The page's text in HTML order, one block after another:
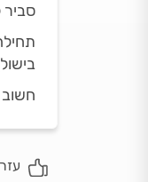
סביר